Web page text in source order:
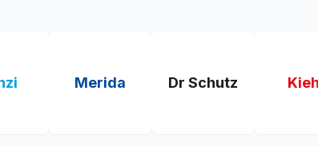
Merida Dr Schutz